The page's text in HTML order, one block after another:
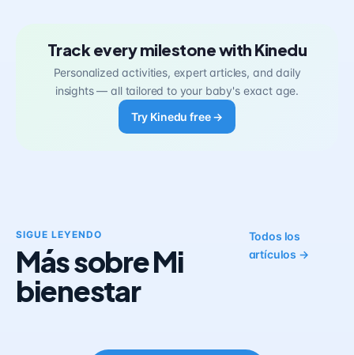
Track every milestone with Kinedu
Personalized activities, expert articles, and daily
insights — all tailored to your baby's exact age.
Try Kinedu free →
SIGUE LEYENDO
Más sobre Mi
bienestar
Todos los
artículos →